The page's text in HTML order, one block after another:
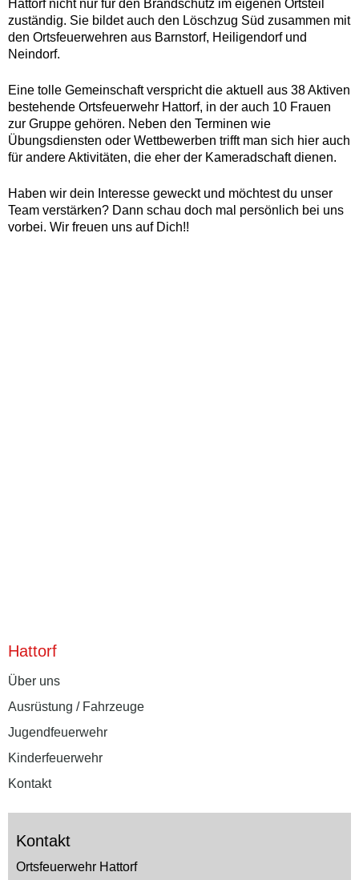
Hattorf nicht nur für den Brandschutz im eigenen Ortsteil
zuständig. Sie bildet auch den Löschzug Süd zusammen mit
den Ortsfeuerwehren aus Barnstorf, Heiligendorf und
Neindorf.
Eine tolle Gemeinschaft verspricht die aktuell aus 38 Aktiven
bestehende Ortsfeuerwehr Hattorf, in der auch 10 Frauen
zur Gruppe gehören. Neben den Terminen wie
Übungsdiensten oder Wettbewerben trifft man sich hier auch
für andere Aktivitäten, die eher der Kameradschaft dienen.
Haben wir dein Interesse geweckt und möchtest du unser
Team verstärken? Dann schau doch mal persönlich bei uns
vorbei. Wir freuen uns auf Dich!!
Hattorf
Über uns
Ausrüstung / Fahrzeuge
Jugendfeuerwehr
Kinderfeuerwehr
Kontakt
Kontakt
Ortsfeuerwehr Hattorf